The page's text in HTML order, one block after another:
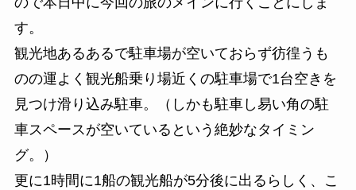
す。
観光地あるあるで駐車場が空いておらず彷徨うも
のの運よく観光船乗り場近くの駐車場で1台空きを
見つけ滑り込み駐車。（しかも駐車し易い角の駐
車スペースが空いているという絶妙なタイミン
グ。）
更に1時間に1船の観光船が5分後に出るらしく、こ